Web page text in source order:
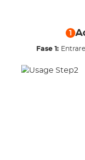
1
Fase 1: